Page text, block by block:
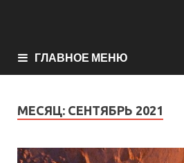
ГЛАВНОЕ МЕНЮ
МЕСЯЦ: СЕНТЯБРЬ 2021